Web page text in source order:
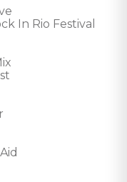
In Rio Festival